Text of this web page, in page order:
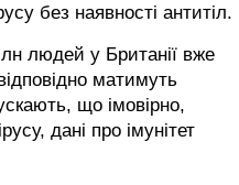
без наявності антитіл.
людей у Британії вже
матимуть
що імовірно,
дані про імунітет